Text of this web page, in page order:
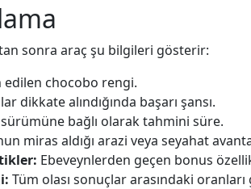
sonra araç şu bilgileri gösterir:
edilen chocobo rengi.
dikkate alındığında başarı şansı.
bağlı olarak tahmini süre.
miras aldığı arazi veya seyahat
Ebeveynlerden geçen bonus
Tüm olası sonuçlar arasındaki